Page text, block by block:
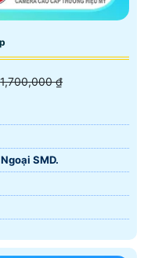
1,700,000 ₫
SMD.